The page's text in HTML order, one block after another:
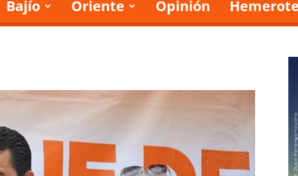
Bajío Oriente Opinión